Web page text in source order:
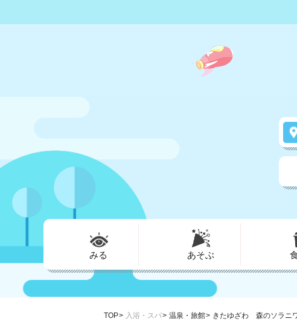
みる あそぶ
TOP 入浴・スパ 温泉・旅館 きたゆざわ 森のソラニ